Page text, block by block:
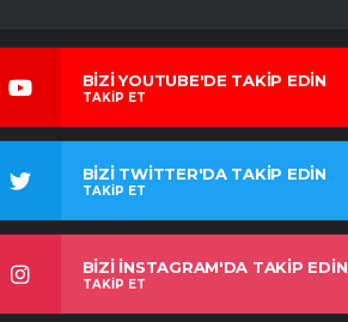
BİZİ YOUTUBE'DE TAKİP EDİN
TAKİP ET
BİZİ TWİTTER'DA TAKİP EDİN
TAKİP ET
BİZİ İNSTAGRAM'DA TAKİP EDİN
TAKİP ET